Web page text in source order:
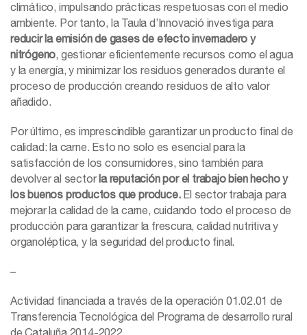
climático, impulsando prácticas respetuosas con el medio
ambiente. Por tanto, la Taula d’Innovació investiga para
reducir la emisión de gases de efecto invernadero y
nitrógeno, gestionar eficientemente recursos como el agua
y la energía, y minimizar los residuos generados durante el
proceso de producción creando residuos de alto valor
añadido.
Por último, es imprescindible garantizar un producto final de
calidad: la carne. Esto no solo es esencial para la
satisfacción de los consumidores, sino también para
devolver al sectorla reputación por el trabajo bien hecho y
los buenos productos que produce.El sector trabaja para
mejorar la calidad de la carne, cuidando todo el proceso de
producción para garantizar la frescura, calidad nutritiva y
organoléptica, y la seguridad del producto final.
–
Actividad financiada a través de la operación 01.02.01 de
Transferencia Tecnológica del Programa de desarrollo rural
de Cataluña 2014-2022.